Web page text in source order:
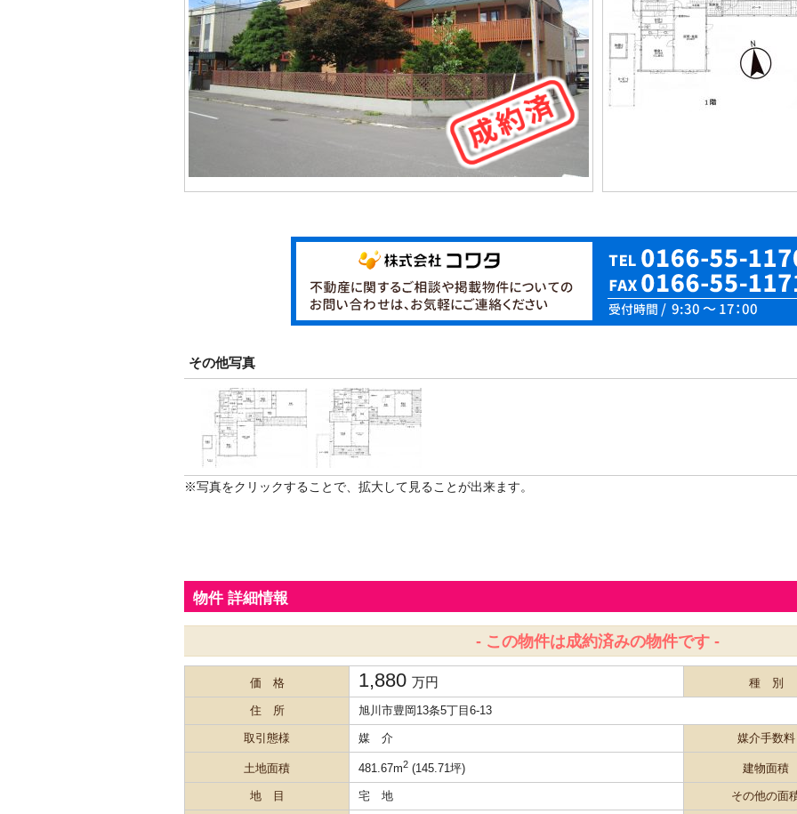
その他写真
※写真をクリックすることで、拡大して見ることが出来ます。
物件 詳細情報
- この物件は成約済みの物件です -
価 格 1,880 万円 種 別
住 所 旭川市豊岡13条5丁目6-13
取引態様 媒 介 媒介手数料
土地面積 481.67m2 (145.71坪) 建物面積
地 目 宅 地 その他の面